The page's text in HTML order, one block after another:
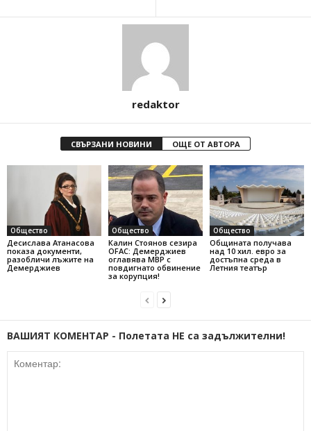
redaktor
СВЪРЗАНИ НОВИНИ ОЩЕ ОТ АВТОРА
Общество
Десислава Атанасова
показа документи,
разобличи лъжите на
Демерджиев
Общество
Калин Стоянов сезира
OFAC: Демерджиев
оглавява МВР с
повдигнато обвинение
за корупция!
Общество
Общината получава
над 10 хил. евро за
достъпна среда в
Летния театър
ВАШИЯТ КОМЕНТАР - Полетата НЕ са задължителни!